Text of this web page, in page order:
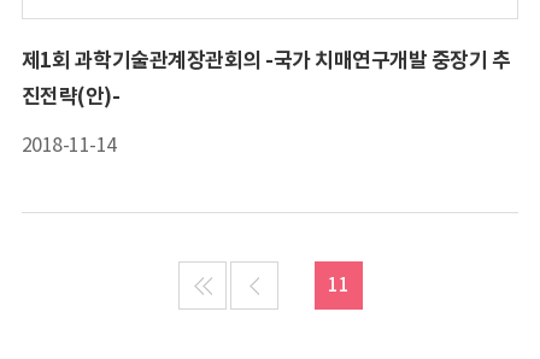
제1회 과학기술관계장관회의 -국가 치매연구개발 중장기 추
진전략(안)-
2018-11-14
11